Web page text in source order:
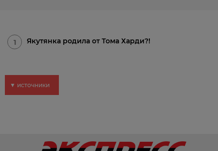
1 Якутянка родила от Тома Харди?!
▼ источники